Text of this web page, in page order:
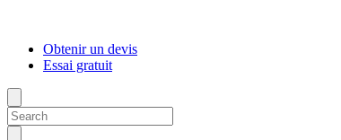
Obtenir un devis
Essai gratuit